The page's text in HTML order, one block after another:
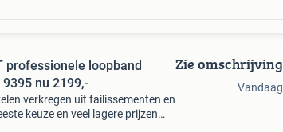
professionele loopband
TECHNOGYM 9395 nu 2199,-
verkregen uit failissementen en
keuze en veel lagere prijzen
Zie omschrijving
Vandaag